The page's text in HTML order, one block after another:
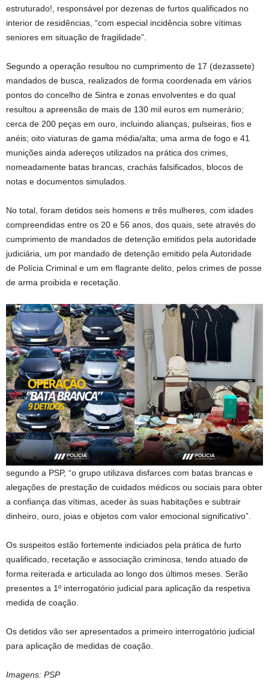
estruturado!, responsável por dezenas de furtos qualificados no
interior de residências, “com especial incidência sobre vítimas
seniores em situação de fragilidade”.
Segundo a operação resultou no cumprimento de 17 (dezassete)
mandados de busca, realizados de forma coordenada em vários
pontos do concelho de Sintra e zonas envolventes e do qual
resultou a apreensão de mais de 130 mil euros em numerário;
cerca de 200 peças em ouro, incluindo alianças, pulseiras, fios e
anéis; oito viaturas de gama média/alta; uma arma de fogo e 41
munições ainda adereços utilizados na prática dos crimes,
nomeadamente batas brancas, crachás falsificados, blocos de
notas e documentos simulados.
No total, foram detidos seis homens e três mulheres, com idades
compreendidas entre os 20 e 56 anos, dos quais, sete através do
cumprimento de mandados de detenção emitidos pela autoridade
judiciária, um por mandado de detenção emitido pela Autoridade
de Polícia Criminal e um em flagrante delito, pelos crimes de posse
de arma proibida e recetação.
segundo a PSP, “o grupo utilizava disfarces com batas brancas e
alegações de prestação de cuidados médicos ou sociais para obter
a confiança das vítimas, aceder às suas habitações e subtrair
dinheiro, ouro, joias e objetos com valor emocional significativo”.
Os suspeitos estão fortemente indiciados pela prática de furto
qualificado, recetação e associação criminosa, tendo atuado de
forma reiterada e articulada ao longo dos últimos meses. Serão
presentes a 1º interrogatório judicial para aplicação da respetiva
medida de coação.
Os detidos vão ser apresentados a primeiro interrogatório judicial
para aplicação de medidas de coação.
Imagens: PSP